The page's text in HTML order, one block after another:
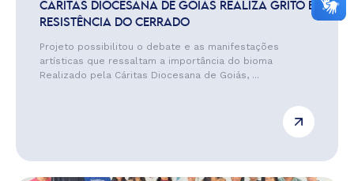
CÁRITAS DIOCESANA DE GOIÁS REALIZA GRITO E
RESISTÊNCIA DO CERRADO
Projeto possibilitou o debate e as manifestações
artísticas que ressaltam a importância do bioma
Realizado pela Cáritas Diocesana de Goiás, ...